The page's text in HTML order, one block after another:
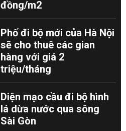
đồng/m2
Phố đi bộ mới của Hà Nội
sẽ cho thuê các gian
hàng với giá 2
triệu/tháng
Diện mạo cầu đi bộ hình
lá dừa nước qua sông
Sài Gòn